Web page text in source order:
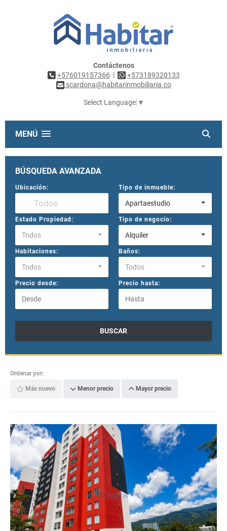
Contáctenos
+576019157366 |
+573189320133
scardona@habitarinmobiliaria.co
Select Language ▼
MENÚ
BÚSQUEDA AVANZADA
Ubicación: Tipo de inmueble:
Apartaestudio
Estado Propiedad:
Todos
Tipo de negocio:
Alquiler
Habitaciones:
Todos
Baños:
Todos
Precio desde: Precio hasta:
BUSCAR
Ordenar por:
Más nuevo Menor precio Mayor precio